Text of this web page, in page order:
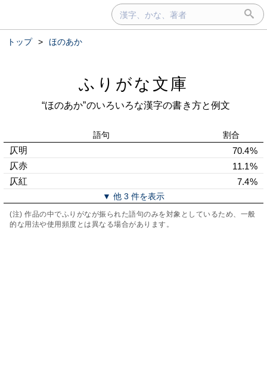
トップ > ほのあか
ふりがな文庫
“ほのあか”のいろいろな漢字の書き方と例文
語句 割合
仄明
70.4%
仄赤
11.1%
仄紅
7.4%
▼ 他 3 件を表示
(注) 作品の中でふりがなが振られた語句のみを対象としているため、一般
的な用法や使用頻度とは異なる場合があります。